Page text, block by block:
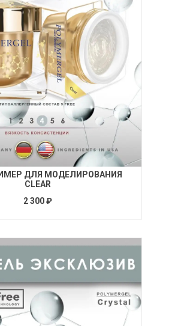
ДЛЯ МОДЕЛИРОВАНИЯ
CLEAR
2 300 ₽